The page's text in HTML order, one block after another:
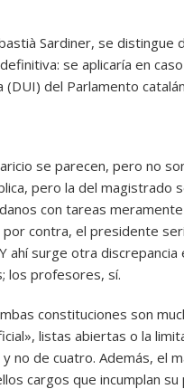
Sardiner, se distingue
se aplicaría en
del Parlamento
se parecen, pero no
pero la del magistrado
con tareas
contra, el presidente
ahí surge otra discrepancia
los profesores, sí.
constituciones son
listas abiertas o la
no de cuatro. Además, el
cargos que incumplan